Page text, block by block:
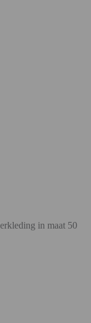
in maat 50